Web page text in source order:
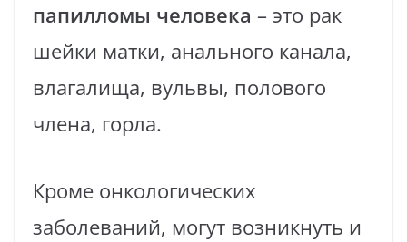
папилломы человека – это рак
шейки матки, анального канала,
влагалища, вульвы, полового
члена, горла.
Кроме онкологических
заболеваний, могут возникнуть и